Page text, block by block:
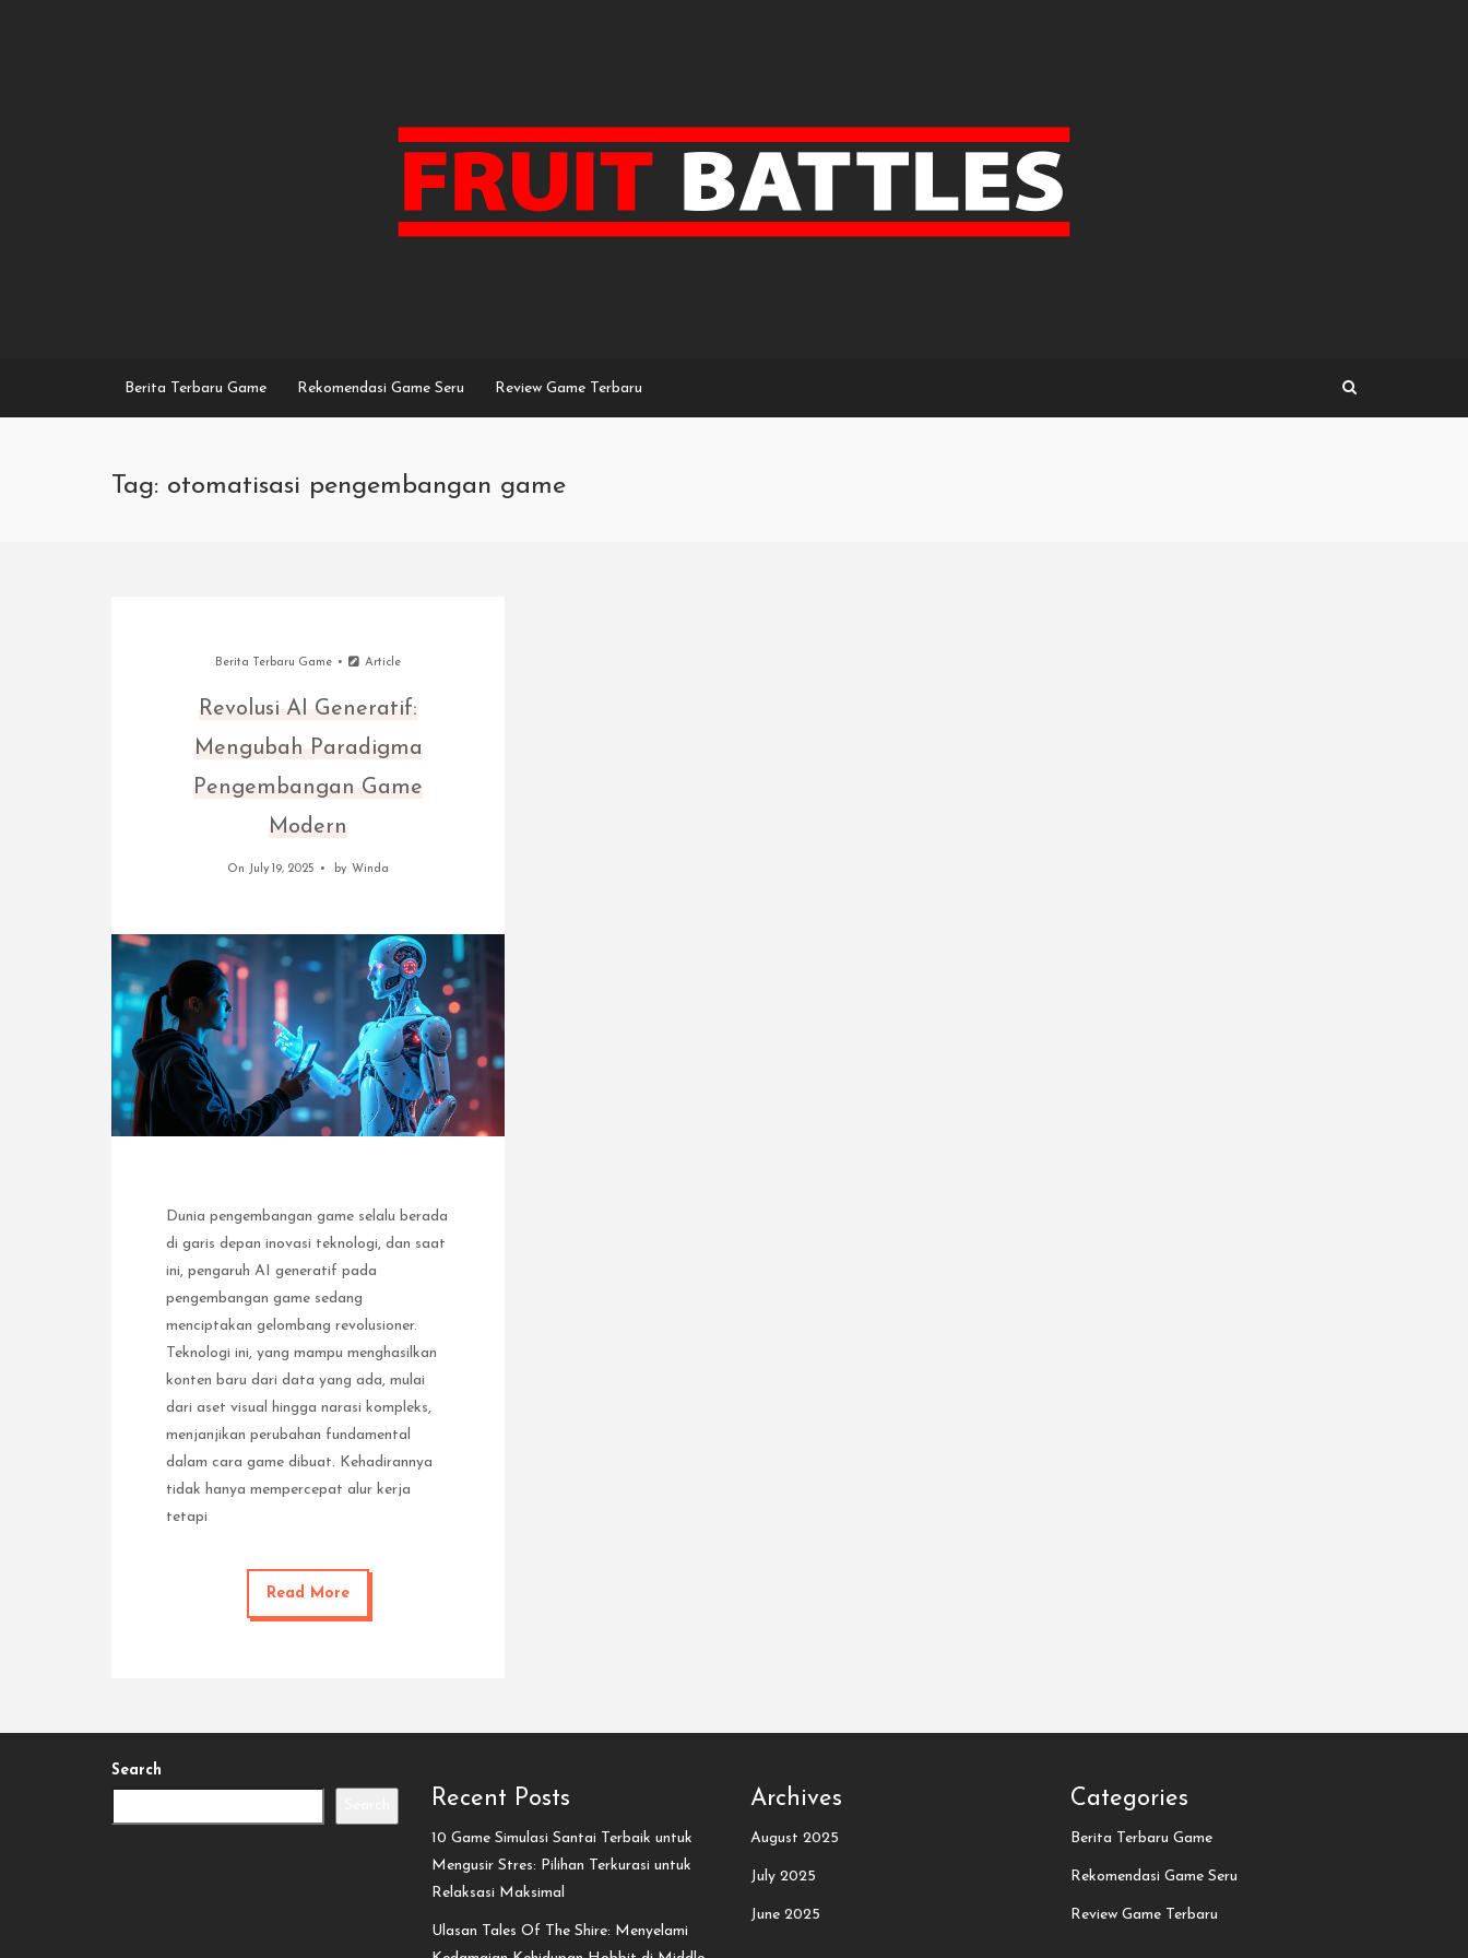
Berita Terbaru Game Rekomendasi Game Seru Review Game Terbaru
Tag: otomatisasi pengembangan game
Berita Terbaru Game Article
Revolusi AI Generatif:
Mengubah Paradigma
Pengembangan Game
Modern
On July 19, 2025 by Winda
Dunia pengembangan game selalu berada
di garis depan inovasi teknologi, dan saat
ini, pengaruh AI generatif pada
pengembangan game sedang
menciptakan gelombang revolusioner.
Teknologi ini, yang mampu menghasilkan
konten baru dari data yang ada, mulai
dari aset visual hingga narasi kompleks,
menjanjikan perubahan fundamental
dalam cara game dibuat. Kehadirannya
tidak hanya mempercepat alur kerja
tetapi
Read More
Search
Recent Posts
10 Game Simulasi Santai Terbaik untuk
Mengusir Stres: Pilihan Terkurasi untuk
Relaksasi Maksimal
Ulasan Tales Of The Shire: Menyelami
Archives
August 2025
July 2025
June 2025
Categories
Berita Terbaru Game
Rekomendasi Game Seru
Review Game Terbaru